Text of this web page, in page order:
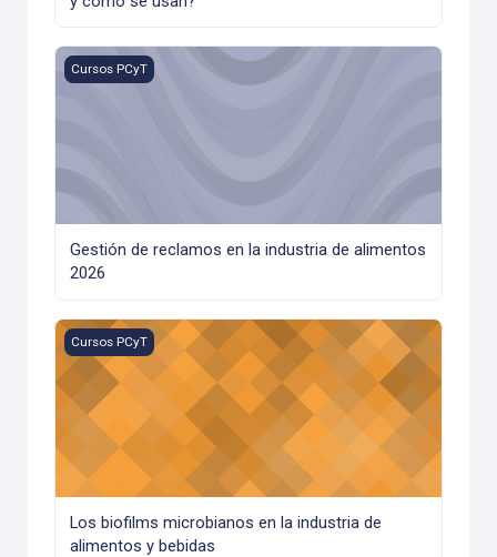
Gestión de reclamos en la industria de alimentos 2026
Cursos PCyT
Gestión de reclamos en la industria de alimentos
2026
Los biofilms microbianos en la industria de alimentos y
Cursos PCyT
Los biofilms microbianos en la industria de
alimentos y bebidas